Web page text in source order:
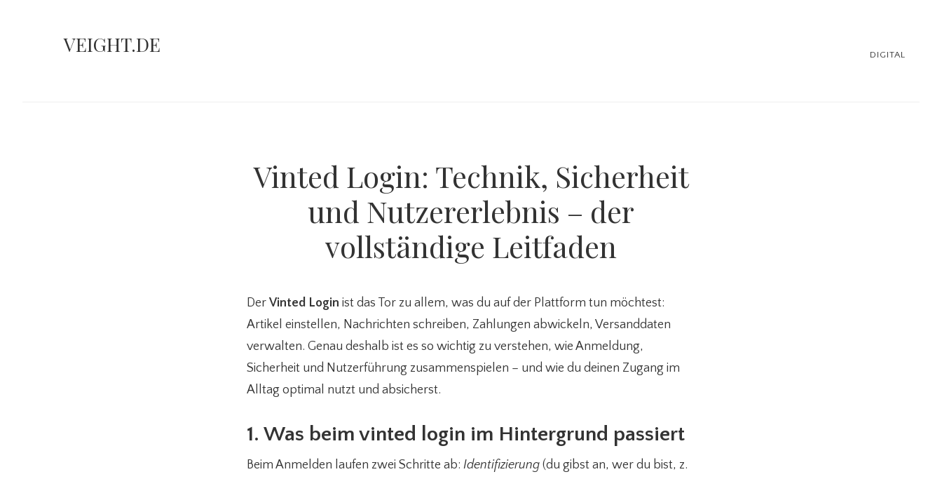
VEIGHT.DE DIGITAL
Vinted Login: Technik, Sicherheit
und Nutzererlebnis – der
vollständige Leitfaden
Der Vinted Login ist das Tor zu allem, was du auf der Plattform tun möchtest:
Artikel einstellen, Nachrichten schreiben, Zahlungen abwickeln, Versanddaten
verwalten. Genau deshalb ist es so wichtig zu verstehen, wie Anmeldung,
Sicherheit und Nutzerführung zusammenspielen – und wie du deinen Zugang im
Alltag optimal nutzt und absicherst.
1. Was beim vinted login im Hintergrund passiert
Beim Anmelden laufen zwei Schritte ab: Identifizierung (du gibst an, wer du bist, z.